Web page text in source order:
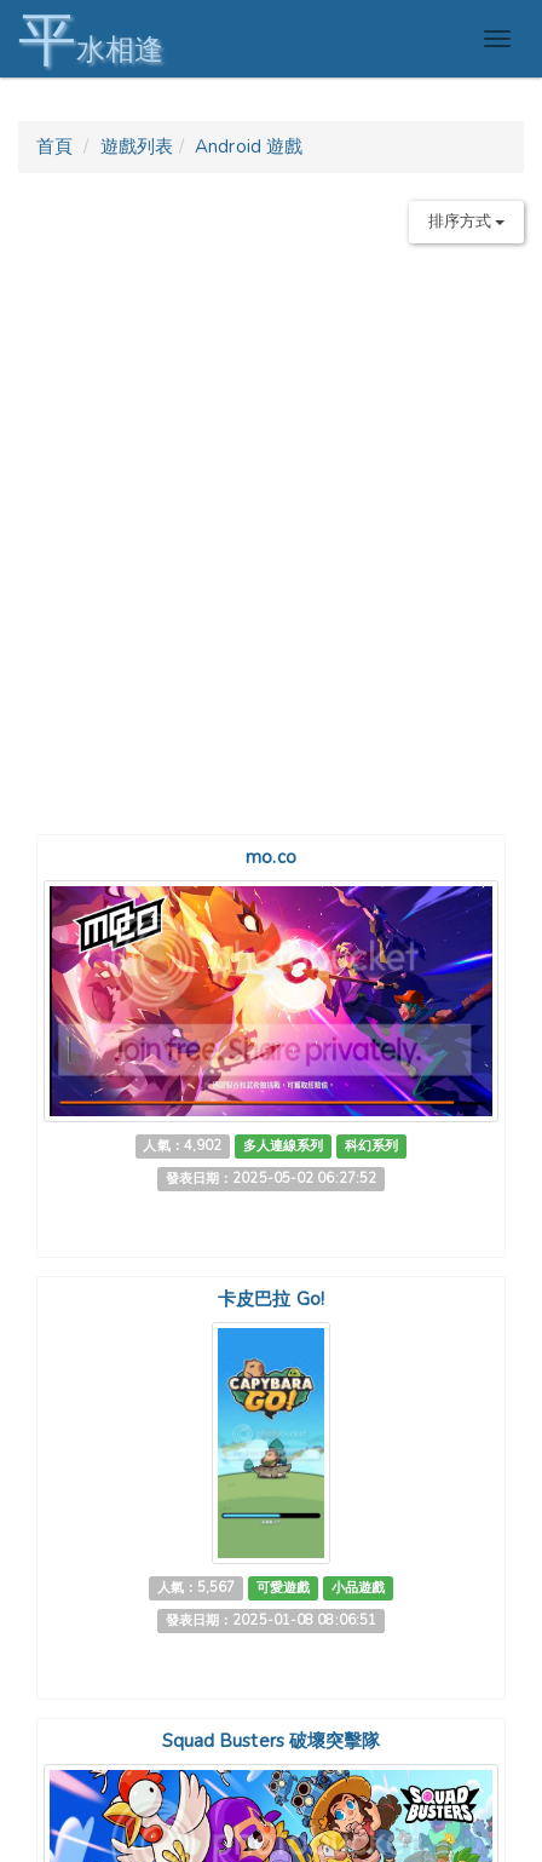
平水相逢
首頁 遊戲列表 Android 遊戲
排序方式
mo.co
人氣：4,902 多人連線系列
科幻系列
發表日期：2025-05-02 06:27:52
卡皮巴拉 Go!
人氣：5,567 可愛遊戲
小品遊戲
發表日期：2025-01-08 08:06:51
Squad Busters 破壞突擊隊